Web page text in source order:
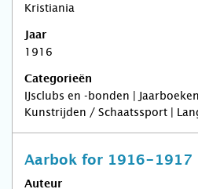
Kristiania
Jaar
1916
Categorieën
IJsclubs en -bonden |
Kunstrijden / Schaatssport |
Aarbok for 1916-1917
Auteur